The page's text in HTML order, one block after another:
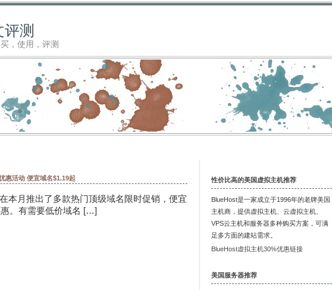
评测
，使用，评测
惠活动 便宜域名$1.19起
本月推出了多款热门顶级域名限时促销，便宜
。有需要低价域名 […]
性价比高的美国虚拟主机推荐
BlueHost是一家成立于1996年的老牌美国
主机商，提供虚拟主机、云虚拟主机、
VPS云主机和服务器多种购买方案，可满
足多方面的建站需求。
BlueHost虚拟主机30%优惠链接
美国服务器推荐